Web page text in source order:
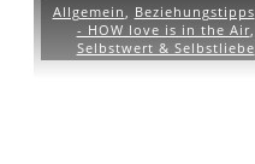
Allgemein
Beziehungstipps
- HOW love is in the Air,
Selbstwert & Selbstliebe